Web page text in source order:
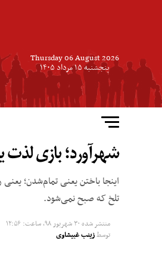
Thursday 06 August 2026
پنجشنبه ۱۵ مرداد ۱۴۰۵
شهرآورد؛ بازی لذت
اینجا باختن یعنی تمام‌شدن؛
تلخ که صبح نمی‌شود.
منتشر شده ۳۰ شهریور ۹۸, ساعت: ۱۲:۵۶
توسطزینب غبیشاوی